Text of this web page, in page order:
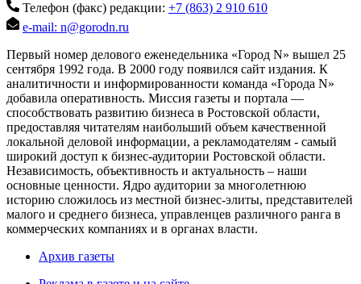
Телефон (факс) редакции: +7 (863) 2 910 610
e-mail: n@gorodn.ru
Первый номер делового еженедельника «Город N» вышел 25
сентября 1992 года. В 2000 году появился сайт издания. К
аналитичности и информированности команда «Города N»
добавила оперативность. Миссия газеты и портала —
способствовать развитию бизнеса в Ростовской области,
предоставляя читателям наибольший объем качественной
локальной деловой информации, а рекламодателям - самый
широкий доступ к бизнес-аудитории Ростовской области.
Независимость, объективность и актуальность – наши
основные ценности. Ядро аудитории за многолетнюю
историю сложилось из местной бизнес-элиты, представителей
малого и среднего бизнеса, управленцев различного ранга в
коммерческих компаниях и в органах власти.
Архив газеты